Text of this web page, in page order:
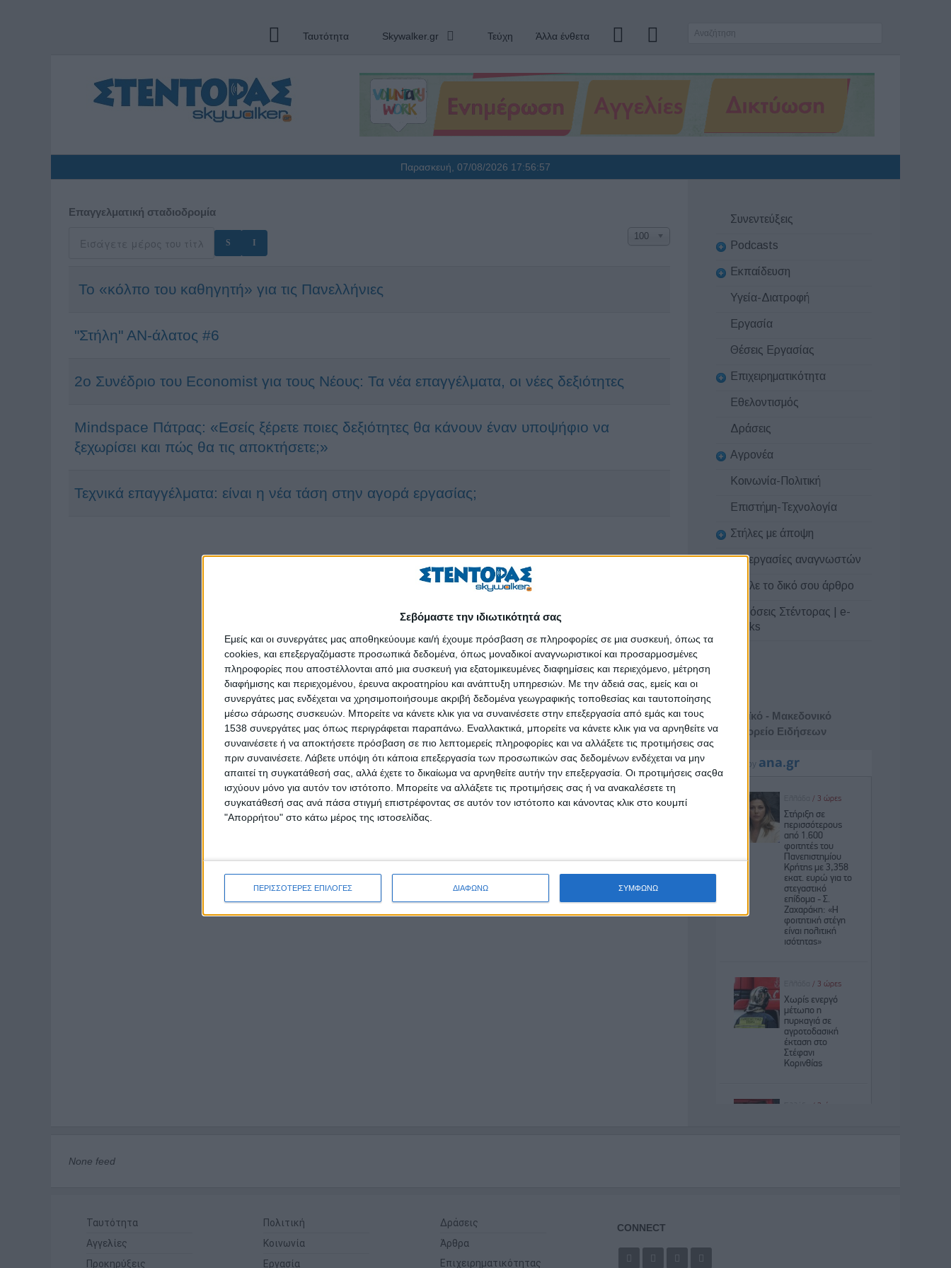
Σεβόμαστε την ιδιωτικότητά σας
Εμείς και οι συνεργάτες μας αποθηκεύουμε και/ή έχουμε πρόσβαση σε πληροφορίες σε μια συσκευή, όπως τα
cookies, και επεξεργαζόμαστε προσωπικά δεδομένα, όπως μοναδικοί αναγνωριστικοί και προσαρμοσμένες
πληροφορίες που αποστέλλονται από μια συσκευή για εξατομικευμένες διαφημίσεις και περιεχόμενο, μέτρηση
διαφήμισης και περιεχομένου, έρευνα ακροατηρίου και ανάπτυξη υπηρεσιών. Με την άδειά σας, εμείς και οι
συνεργάτες μας ενδέχεται να χρησιμοποιήσουμε ακριβή δεδομένα γεωγραφικής τοποθεσίας και ταυτοποίησης
μέσω σάρωσης συσκευών. Μπορείτε να κάνετε κλικ για να συναινέσετε στην επεξεργασία από εμάς και τους
1538 συνεργάτες μας όπως περιγράφεται παραπάνω. Εναλλακτικά, μπορείτε να κάνετε κλικ για να αρνηθείτε να
συναινέσετε ή να αποκτήσετε πρόσβαση σε πιο λεπτομερείς πληροφορίες και να αλλάξετε τις προτιμήσεις σας
πριν συναινέσετε. Λάβετε υπόψη ότι κάποια επεξεργασία των προσωπικών σας δεδομένων ενδέχεται να μην
απαιτεί τη συγκατάθεσή σας, αλλά έχετε το δικαίωμα να αρνηθείτε αυτήν την επεξεργασία. Οι προτιμήσεις σαςθα
ισχύουν μόνο για αυτόν τον ιστότοπο. Μπορείτε να αλλάξετε τις προτιμήσεις σας ή να ανακαλέσετε τη
συγκατάθεσή σας ανά πάσα στιγμή επιστρέφοντας σε αυτόν τον ιστότοπο και κάνοντας κλικ στο κουμπί
"Απορρήτου" στο κάτω μέρος της ιστοσελίδας.
ΠΕΡΙΣΣΟΤΕΡΕΣ ΕΠΙΛΟΓΕΣ ΔΙΑΦΩΝΩ ΣΥΜΦΩΝΩ
Ταυτότητα Skywalker.gr Τεύχη Άλλα ένθετα
Παρασκευή, 07/08/2026 17:56:57
Επαγγελματική σταδιοδρομία
100
Το «κόλπο του καθηγητή» για τις Πανελλήνιες
"Στήλη" ΑΝ-άλατος #6
2ο Συνέδριο του Economist για τους Νέους: Τα νέα επαγγέλματα, οι νέες δεξιότητες
Mindspace Πάτρας: «Εσείς ξέρετε ποιες δεξιότητες θα κάνουν έναν υποψήφιο να
ξεχωρίσει και πώς θα τις αποκτήσετε;»
Τεχνικά επαγγέλματα: είναι η νέα τάση στην αγορά εργασίας;
Συνεντεύξεις
Podcasts
Εκπαίδευση
Υγεία-Διατροφή
Εργασία
Θέσεις Εργασίας
Επιχειρηματικότητα
Εθελοντισμός
Δράσεις
Αγρονέα
Κοινωνία-Πολιτική
Επιστήμη-Τεχνολογία
Στήλες με άποψη
Συνεργασίες αναγνωστών
Στείλε το δικό σου άρθρο
Εκδόσεις Στέντορας | e-
books
Αθηναϊκό - Μακεδονικό
Πρακτορείο Ειδήσεων
None feed
Ταυτότητα
Αγγελίες
Προκηρύξεις
Πολιτική
Κοινωνία
Εργασία
Δράσεις
Άρθρα
Επιχειρηματικότητας
CONNECT